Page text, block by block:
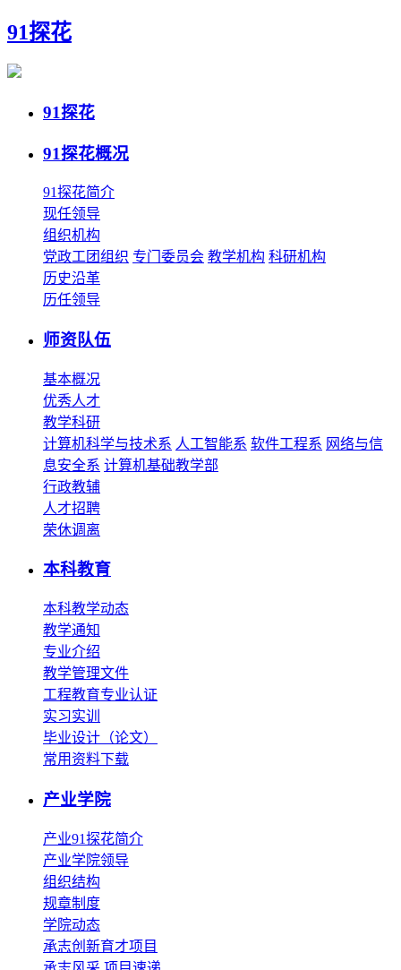
91探花
91探花
91探花概况
91探花简介
现任领导
组织机构
党政工团组织 专门委员会 教学机构 科研机构
历史沿革
历任领导
师资队伍
基本概况
优秀人才
教学科研
计算机科学与技术系 人工智能系 软件工程系 网络与信
息安全系 计算机基础教学部
行政教辅
人才招聘
荣休调离
本科教育
本科教学动态
教学通知
专业介绍
教学管理文件
工程教育专业认证
实习实训
毕业设计（论文）
常用资料下载
产业学院
产业91探花简介
产业学院领导
组织结构
规章制度
学院动态
承志创新育才项目